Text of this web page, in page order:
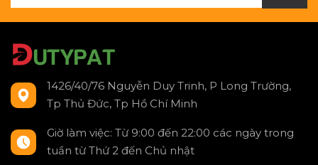
1426/40/76 Nguyễn Duy Trinh, P Long Trường,
Tp Thủ Đức, Tp Hồ Chí Minh
Giờ làm việc: Từ 9:00 đến 22:00 các ngày trong
tuần từ Thứ 2 đến Chủ nhật